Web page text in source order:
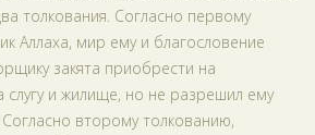
толкования. Согласно первому
Аллаха, мир ему и благословение
закята приобрести на
слугу и жилище, но не разрешил ему
второму толкованию,